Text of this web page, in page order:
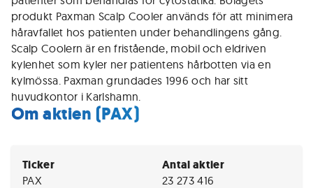
produkt Paxman Scalp Cooler används för att minimera
håravfallet hos patienten under behandlingens gång.
Scalp Coolern är en fristående, mobil och eldriven
kylenhet som kyler ner patientens hårbotten via en
kylmössa. Paxman grundades 1996 och har sitt
huvudkontor i Karlshamn.
Om aktien (PAX)
Ticker
PAX
Antal aktier
23 273 416